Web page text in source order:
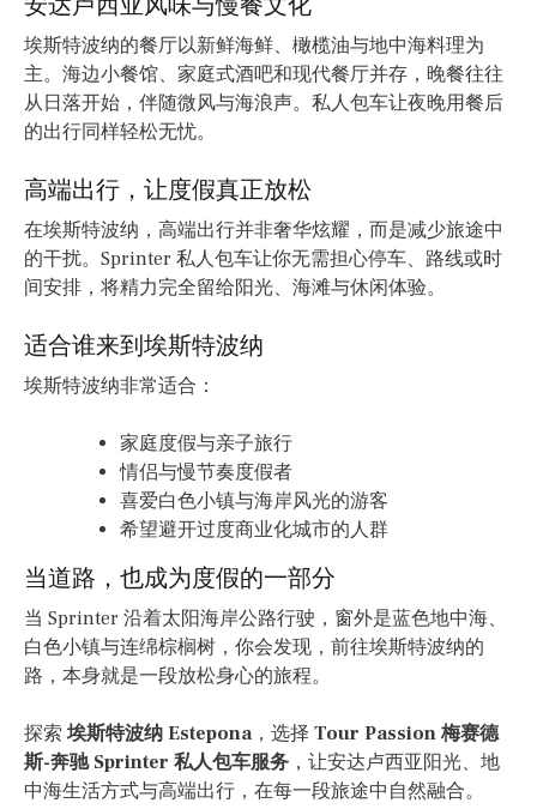
安达卢西亚风味与慢餐文化
埃斯特波纳的餐厅以新鲜海鲜、橄榄油与地中海料理为
主。海边小餐馆、家庭式酒吧和现代餐厅并存，晚餐往往
从日落开始，伴随微风与海浪声。私人包车让夜晚用餐后
的出行同样轻松无忧。
高端出行，让度假真正放松
在埃斯特波纳，高端出行并非奢华炫耀，而是减少旅途中
的干扰。Sprinter 私人包车让你无需担心停车、路线或时
间安排，将精力完全留给阳光、海滩与休闲体验。
适合谁来到埃斯特波纳
埃斯特波纳非常适合：
家庭度假与亲子旅行
情侣与慢节奏度假者
喜爱白色小镇与海岸风光的游客
希望避开过度商业化城市的人群
当道路，也成为度假的一部分
当 Sprinter 沿着太阳海岸公路行驶，窗外是蓝色地中海、
白色小镇与连绵棕榈树，你会发现，前往埃斯特波纳的
路，本身就是一段放松身心的旅程。
探索 埃斯特波纳 Estepona，选择 Tour Passion 梅赛德
斯-奔驰 Sprinter 私人包车服务 ，让安达卢西亚阳光、地
中海生活方式与高端出行，在每一段旅途中自然融合。